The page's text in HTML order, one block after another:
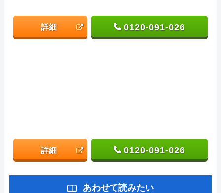
詳細 0120-091-026
詳細 0120-091-026
あわせて読みたい